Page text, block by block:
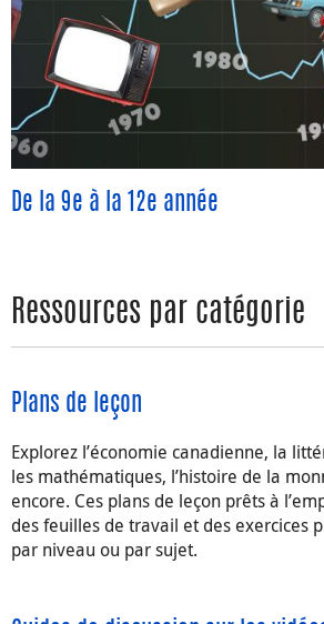
De la 9e à la 12e année
Ressources par catégorie
Plans de leçon
Explorez l’économie canadienne, la
les mathématiques, l’histoire de la
encore. Ces plans de leçon prêts à
des feuilles de travail et des exercices
par niveau ou par sujet.